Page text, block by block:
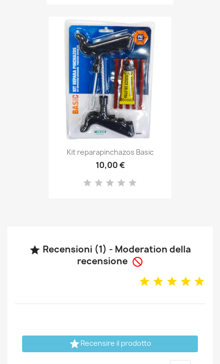
Kit reparapinchazos Basic
10,00 €
 Recensioni (1) - Moderation della
recensione 
Recensire il prodotto